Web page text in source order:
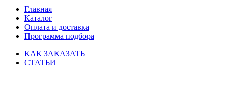
Главная
Каталог
Оплата и доставка
Программа подбора
КАК ЗАКАЗАТЬ
СТАТЬИ